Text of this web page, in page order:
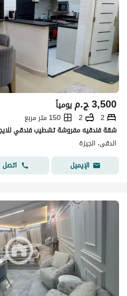
ج.م3,500 يومياً
2
2
150 متر مربع
الدقى، الجيزة
الإيميل
اتصل